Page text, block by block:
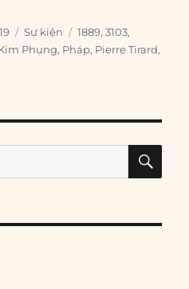
Categories
Sự kiện Tags
1889,3103,
Phụng, Pháp, Pierre Tirard,